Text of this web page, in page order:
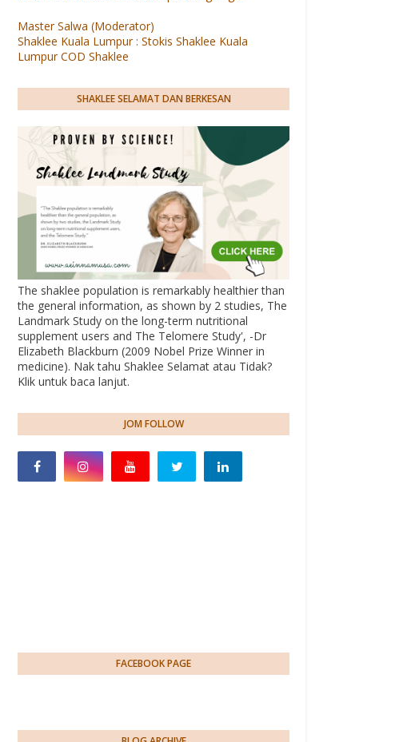
Master Salwa (Moderator)
Shaklee Kuala Lumpur : Stokis Shaklee Kuala
Lumpur COD Shaklee
SHAKLEE SELAMAT DAN BERKESAN
The shaklee population is remarkably healthier than
the general information, as shown by 2 studies, The
Landmark Study on the long-term nutritional
supplement users and The Telomere Study', -Dr
Elizabeth Blackburn (2009 Nobel Prize Winner in
medicine). Nak tahu Shaklee Selamat atau Tidak?
Klik untuk baca lanjut.
JOM FOLLOW
FACEBOOK PAGE